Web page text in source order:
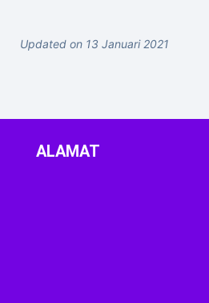
Updated on 13 Januari 2021
ALAMAT